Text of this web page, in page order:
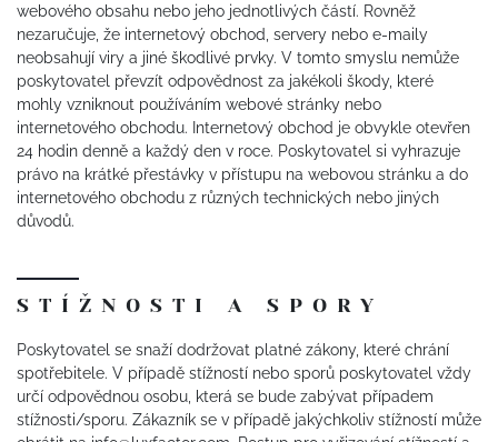
webového obsahu nebo jeho jednotlivých částí. Rovněž
nezaručuje, že internetový obchod, servery nebo e-maily
neobsahují viry a jiné škodlivé prvky. V tomto smyslu nemůže
poskytovatel převzít odpovědnost za jakékoli škody, které
mohly vzniknout používáním webové stránky nebo
internetového obchodu. Internetový obchod je obvykle otevřen
24 hodin denně a každý den v roce. Poskytovatel si vyhrazuje
právo na krátké přestávky v přístupu na webovou stránku a do
internetového obchodu z různých technických nebo jiných
důvodů.
STÍŽNOSTI A SPORY
Poskytovatel se snaží dodržovat platné zákony, které chrání
spotřebitele. V případě stížností nebo sporů poskytovatel vždy
určí odpovědnou osobu, která se bude zabývat případem
stížnosti/sporu. Zákazník se v případě jakýchkoliv stížností může